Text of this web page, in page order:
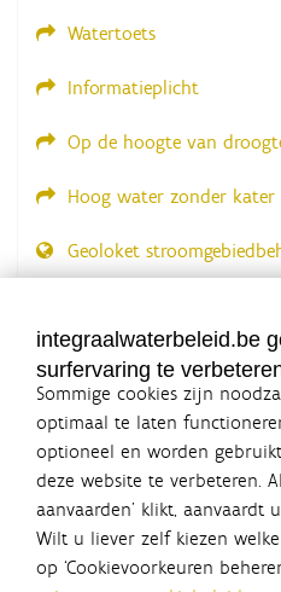
Watertoets
Informatieplicht
Op de hoogte van
Hoog water zonder kater
Geoloket
LOGIN VEREIST
integraalwaterbeleid.be
surfervaring te
Sommige cookies zijn
optimaal te laten
optioneel en worden
deze website te verbeteren.
aanvaarden’ klikt, aanvaardt
Wilt u liever zelf kiezen
op ‘Cookievoorkeuren
Integraalwaterbeleid.be
officiële website van de
overheid
uitgegeven door
Waterbeleid